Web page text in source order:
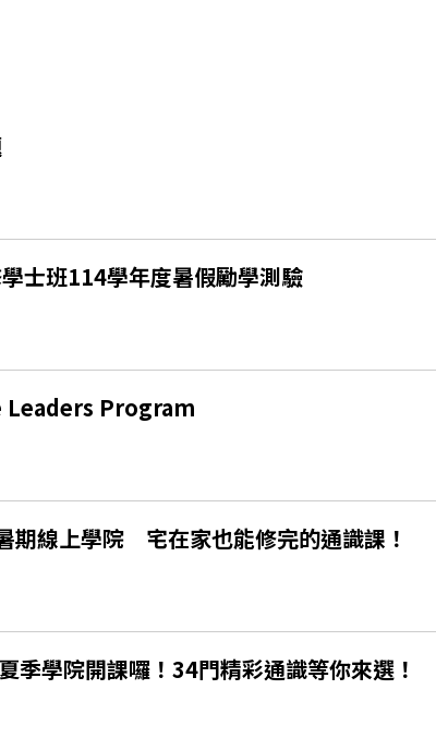
士班114學年度暑假勵學測驗
Leaders Program
期線上學院 宅在家也能修完的通識課！
季學院開課囉！34門精彩通識等你來選！